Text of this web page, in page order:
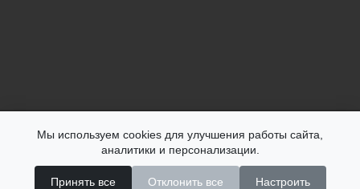
ФГУП "Киноконцерн "Мосфильм" © 2026 Все права защищены
Условия использования
Политика конфиденциальности
Мы используем cookies для улучшения работы сайта,
аналитики и персонализации.
Принять все Отклонить все Настроить